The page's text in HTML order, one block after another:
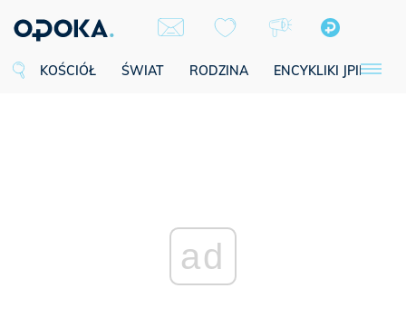
KOŚCIÓŁ ŚWIAT RODZINA ENCYKLIKI JPII
ad